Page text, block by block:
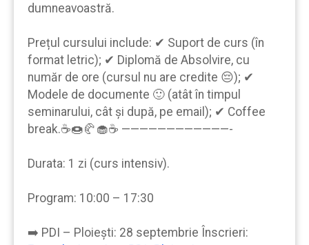
dumneavoastră.
Prețul cursului include: ✔ Suport de curs (în
format letric); ✔ Diplomă de Absolvire, cu
număr de ore (cursul nu are credite 😔); ✔
Modele de documente 🙂 (atât în timpul
seminarului, cât şi după, pe email); ✔ Coffee
break.☕🍩🥐🧁☕ ————————————-
Durata: 1 zi (curs intensiv).
Program: 10:00 – 17:30
➡️ PDI – Ploiești: 28 septembrie Înscrieri: